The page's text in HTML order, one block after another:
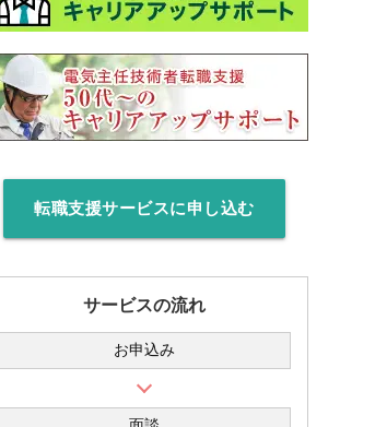
転職支援サービスに申し込む
サービスの流れ
お申込み